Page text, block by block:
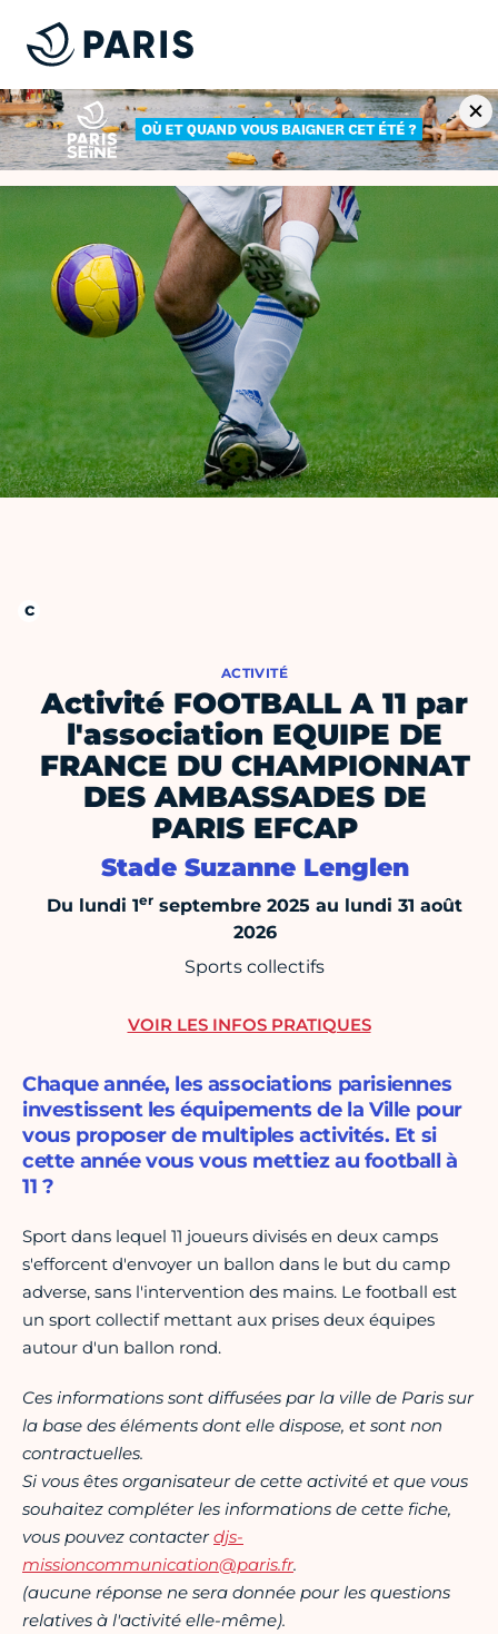
ACTIVITÉ
Activité FOOTBALL A 11 par
l'association EQUIPE DE
FRANCE DU CHAMPIONNAT
DES AMBASSADES DE
PARIS EFCAP
Stade Suzanne Lenglen
Du lundi 1er septembre 2025 au lundi 31 août
2026
Sports collectifs
Chaque année, les associations parisiennes
investissent les équipements de la Ville pour
vous proposer de multiples activités. Et si
cette année vous vous mettiez au football à
11 ?
Sport dans lequel 11 joueurs divisés en deux camps
s'efforcent d'envoyer un ballon dans le but du camp
adverse, sans l'intervention des mains. Le football est
un sport collectif mettant aux prises deux équipes
autour d'un ballon rond.
Ces informations sont diffusées par la ville de Paris sur
la base des éléments dont elle dispose, et sont non
contractuelles.
Si vous êtes organisateur de cette activité et que vous
souhaitez compléter les informations de cette fiche,
vous pouvez contacterdjs-
missioncommunication@paris.fr.
(aucune réponse ne sera donnée pour les questions
relatives à l'activité elle-même).
VOIR LES INFOS PRATIQUES